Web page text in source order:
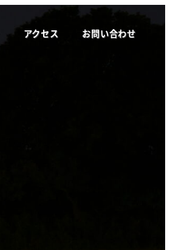
アクセス お問い合わせ